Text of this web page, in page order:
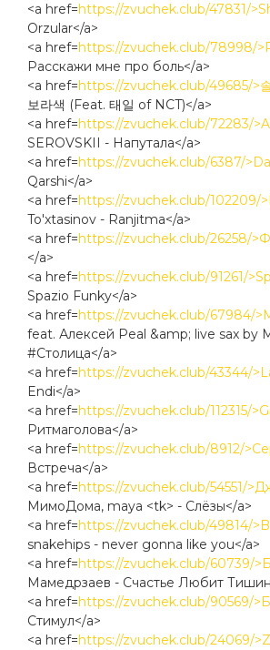
<a href=https://zvuchek.club/47831/
Orzular</a>
<a href=https://zvuchek.club/78998/
Расскажи мне про боль</a>
<a href=https://zvuchek.club/49685/>
보라색 (Feat. 태일 of NCT)</a>
<a href=https://zvuchek.club/72283/
SEROVSKII - Напутала</a>
<a href=https://zvuchek.club/6387/
Qarshi</a>
<a href=https://zvuchek.club/102209/
To'xtasinov - Ranjitma</a>
<a href=https://zvuchek.club/26258/
</a>
<a href=https://zvuchek.club/91261/
Spazio Funky</a>
<a href=https://zvuchek.club/67984/
feat. Алексей Peal &amp; live sax by
#Столица</a>
<a href=https://zvuchek.club/43344/
Endi</a>
<a href=https://zvuchek.club/112315/
Ритмаголова</a>
<a href=https://zvuchek.club/8912/
Встреча</a>
<a href=https://zvuchek.club/54551/
МимоДома, maya <tk> - Слёзы</a>
<a href=https://zvuchek.club/49814/
snakehips - never gonna like you</a>
<a href=https://zvuchek.club/60739/
Мамедрзаев - Счастье Любит
<a href=https://zvuchek.club/90569/
Стимул</a>
<a href=https://zvuchek.club/24069/